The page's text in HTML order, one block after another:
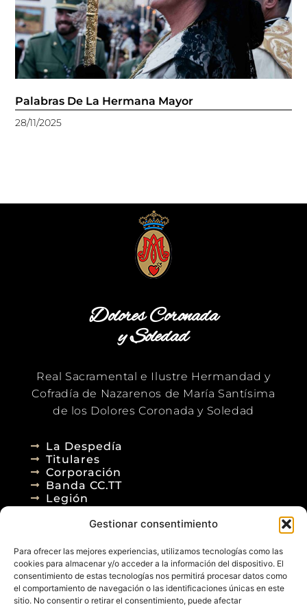
Gestionar consentimiento
Para ofrecer las mejores experiencias, utilizamos tecnologías como las
cookies para almacenar y/o acceder a la información del dispositivo. El
consentimiento de estas tecnologías nos permitirá procesar datos como
el comportamiento de navegación o las identificaciones únicas en este
sitio. No consentir o retirar el consentimiento, puede afectar
Palabras De La Hermana Mayor
28/11/2025
Dolores Coronada
y Soledad
Real Sacramental e Ilustre Hermandad y
Cofradía de Nazarenos de María Santísima
de los Dolores Coronada y Soledad
La Despedía
Titulares
Corporación
Banda CC.TT
Legión
Agenda
Blog
Contacto